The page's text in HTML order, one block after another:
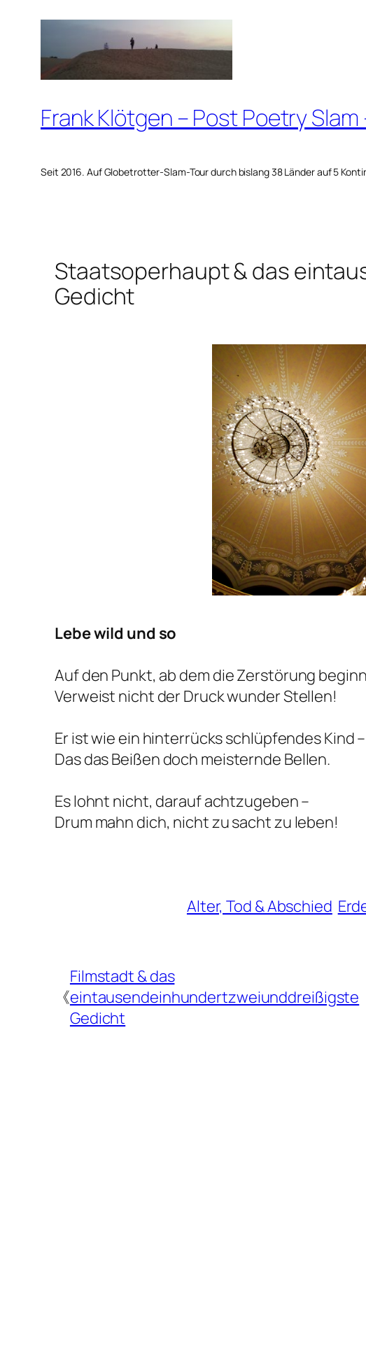
springen
Frank Klötgen – Post Poetry
Seit 2016. Auf Globetrotter-Slam-Tour durch bislang 38 Länder auf 5
Staatsoperhaupt & das
Gedicht
Lebe wild und so
Auf den Punkt, ab dem die Zerstörung
Verweist nicht der Druck wunder Stellen!
Er ist wie ein hinterrücks schlüpfendes Kind –
Das das Beißen doch meisternde Bellen.
Es lohnt nicht, darauf achtzugeben –
Drum mahn dich, nicht zu sacht zu leben!
Alter, Tod & Abschied
《
Filmstadt & das
eintausendeinhundertzweiunddreißigste
Gedicht